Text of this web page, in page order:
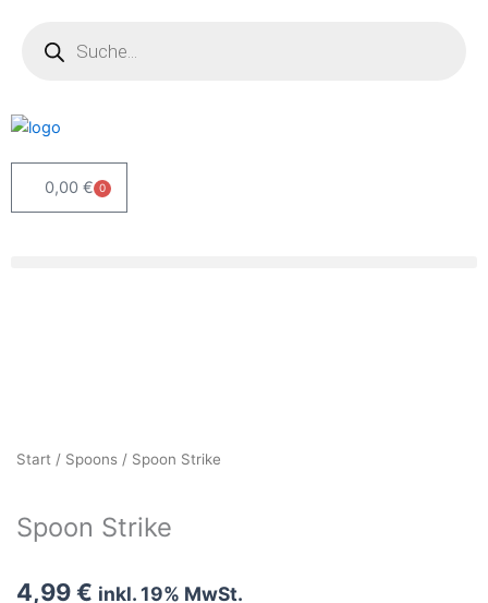
springen
0,00 € 0
Warenkorb
Start / Spoons / Spoon Strike
Spoon Strike
4,99€ inkl. 19% MwSt.